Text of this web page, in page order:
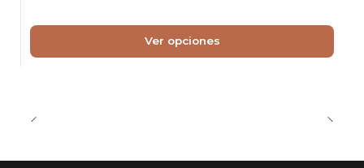
Ver opciones